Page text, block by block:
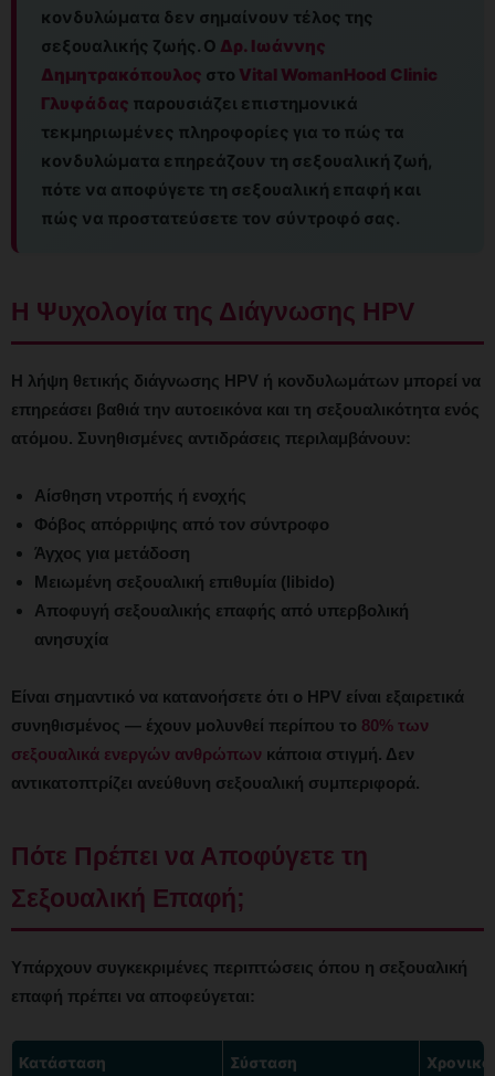
κονδυλώματα δεν σημαίνουν τέλος της
σεξουαλικής ζωής. Ο Δρ. Ιωάννης
Δημητρακόπουλος στο Vital WomanHood Clinic
Γλυφάδας παρουσιάζει επιστημονικά
τεκμηριωμένες πληροφορίες για το πώς τα
κονδυλώματα επηρεάζουν τη σεξουαλική ζωή,
πότε να αποφύγετε τη σεξουαλική επαφή και
πώς να προστατεύσετε τον σύντροφό σας.
Η Ψυχολογία της Διάγνωσης HPV
Η λήψη θετικής διάγνωσης HPV ή κονδυλωμάτων μπορεί να
επηρεάσει βαθιά την αυτοεικόνα και τη σεξουαλικότητα ενός
ατόμου. Συνηθισμένες αντιδράσεις περιλαμβάνουν:
Αίσθηση ντροπής ή ενοχής
Φόβος απόρριψης από τον σύντροφο
Άγχος για μετάδοση
Μειωμένη σεξουαλική επιθυμία (libido)
Αποφυγή σεξουαλικής επαφής από υπερβολική
ανησυχία
Είναι σημαντικό να κατανοήσετε ότι ο HPV είναι εξαιρετικά
συνηθισμένος — έχουν μολυνθεί περίπου το 80% των
σεξουαλικά ενεργών ανθρώπων κάποια στιγμή. Δεν
αντικατοπτρίζει ανεύθυνη σεξουαλική συμπεριφορά.
Πότε Πρέπει να Αποφύγετε τη
Σεξουαλική Επαφή;
Υπάρχουν συγκεκριμένες περιπτώσεις όπου η σεξουαλική
επαφή πρέπει να αποφεύγεται:
Κατάσταση Σύσταση